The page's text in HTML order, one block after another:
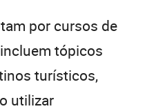
por cursos de
tópicos
turísticos,
utilizar